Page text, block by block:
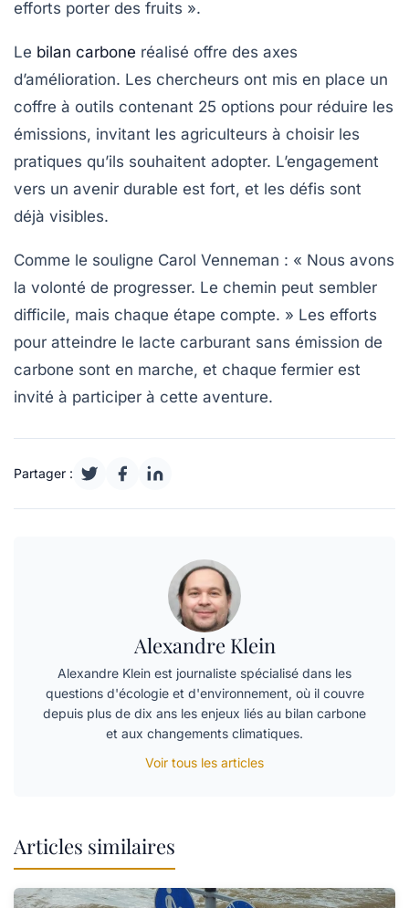
efforts porter des fruits ».
Le bilan carbone réalisé offre des axes
d’amélioration. Les chercheurs ont mis en place un
coffre à outils contenant 25 options pour réduire les
émissions, invitant les agriculteurs à choisir les
pratiques qu’ils souhaitent adopter. L’engagement
vers un avenir durable est fort, et les défis sont
déjà visibles.
Comme le souligne Carol Venneman : « Nous avons
la volonté de progresser. Le chemin peut sembler
difficile, mais chaque étape compte. » Les efforts
pour atteindre le lacte carburant sans émission de
carbone sont en marche, et chaque fermier est
invité à participer à cette aventure.
Partager :
Alexandre Klein
Alexandre Klein est journaliste spécialisé dans les
questions d'écologie et d'environnement, où il couvre
depuis plus de dix ans les enjeux liés au bilan carbone
et aux changements climatiques.
Voir tous les articles
Articles similaires